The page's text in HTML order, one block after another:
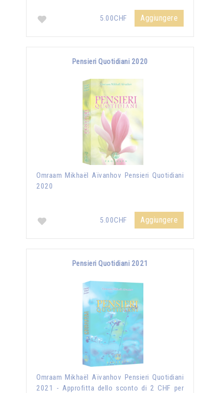
5.00CHF Aggiungere
Pensieri Quotidiani 2020
Omraam Mikhaël Aïvanhov Pensieri Quotidiani
2020
5.00CHF Aggiungere
Pensieri Quotidiani 2021
Omraam Mikhaël Aïvanhov Pensieri Quotidiani
2021 - Approfitta dello sconto di 2 CHF per